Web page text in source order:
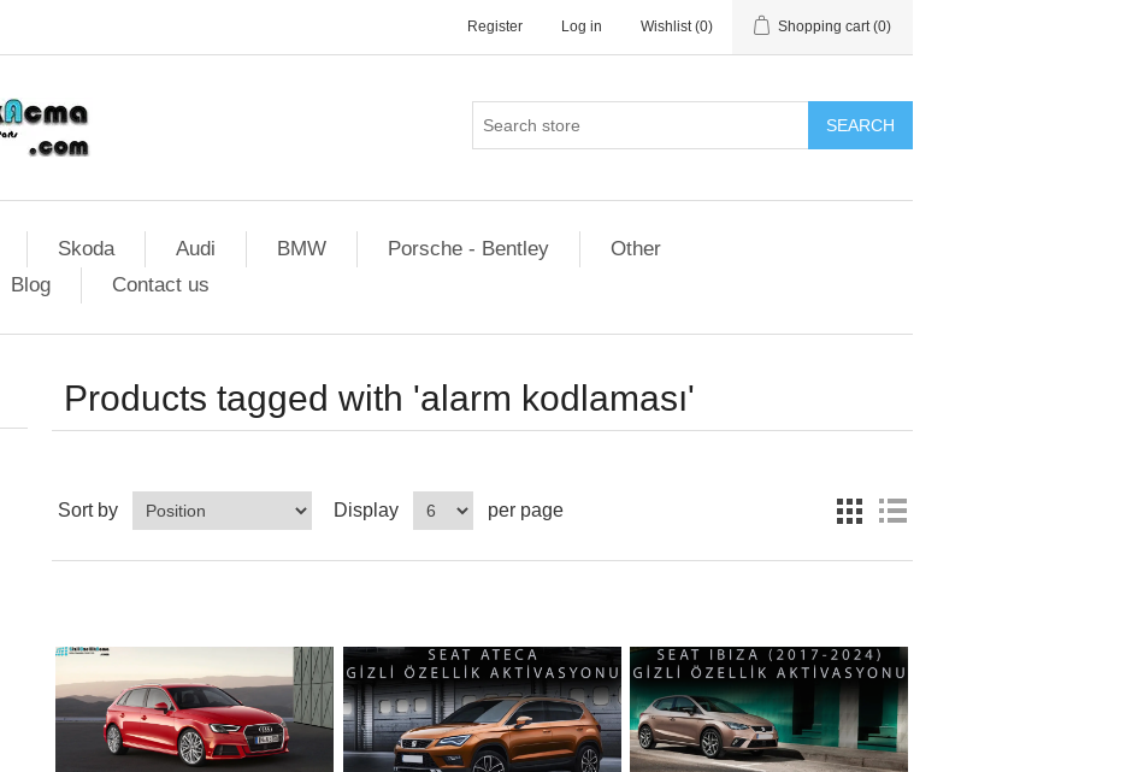
Register Log in Wishlist (0) Shopping cart (0)
SEARCH
Skoda Audi BMW Porsche - Bentley
Other
Blog Contact us
Products tagged with 'alarm kodlaması'
Sort by Display per page